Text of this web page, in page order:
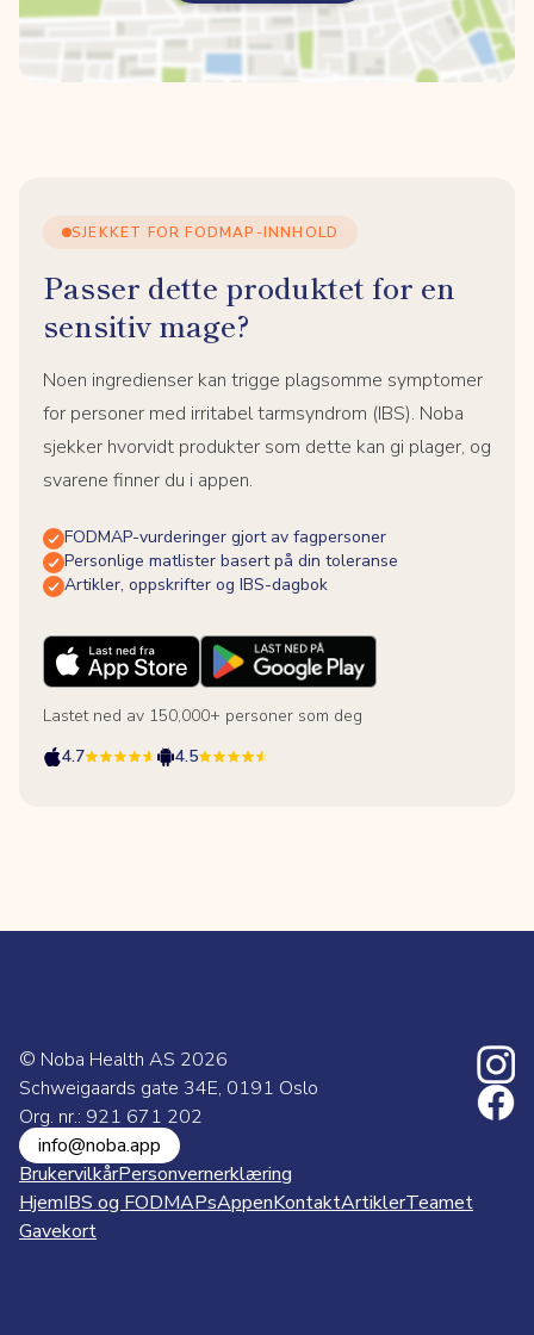
SJEKKET FOR FODMAP-INNHOLD
Passer dette produktet for en
sensitiv mage?
Noen ingredienser kan trigge plagsomme symptomer
for personer med irritabel tarmsyndrom (IBS). Noba
sjekker hvorvidt produkter som dette kan gi plager, og
svarene finner du i appen.
FODMAP-vurderinger gjort av fagpersoner
Personlige matlister basert på din toleranse
Artikler, oppskrifter og IBS-dagbok
Lastet ned av 150,000+ personer som deg
4.7
4.5
© Noba Health AS 2026
Schweigaards gate 34E, 0191 Oslo
Org. nr.: 921 671 202
info@noba.app
BrukervilkårPersonvernerklæring
HjemIBS og FODMAPsAppenKontaktArtiklerTeamet
Gavekort